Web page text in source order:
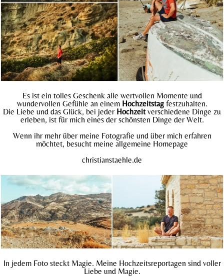
Es ist ein tolles Geschenk alle wertvollen Momente und
wundervollen Gefühle an einem Hochzeitstagfestzuhalten.
Die Liebe und das Glück, bei jeder Hochzeitverschiedene Dinge zu
erleben, ist für mich eines der schönsten Dinge der Welt.
Wenn ihr mehr über meine Fotografie und über mich erfahren
möchtet, besucht meine allgemeine Homepage
christianstaehle.de
In jedem Foto steckt Magie. Meine Hochzeitsreportagen sind voller
Liebe und Magie.